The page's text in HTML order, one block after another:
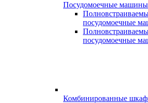
Посудомоечные
посудомоечные
посудомоечные
Комбинированные